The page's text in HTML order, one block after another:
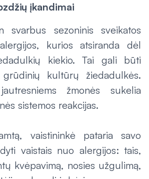
įkandimai
svarbus sezoninis sveikatos
kurios atsiranda dėl
kiekio. Tai gali būti
kultūrų žiedadulkės.
žmonės sukelia
sistemos reakcijas.
vaistininkė pataria savo
vaistais nuo alergijos: tais,
kvėpavimą, nosies užgulimą,